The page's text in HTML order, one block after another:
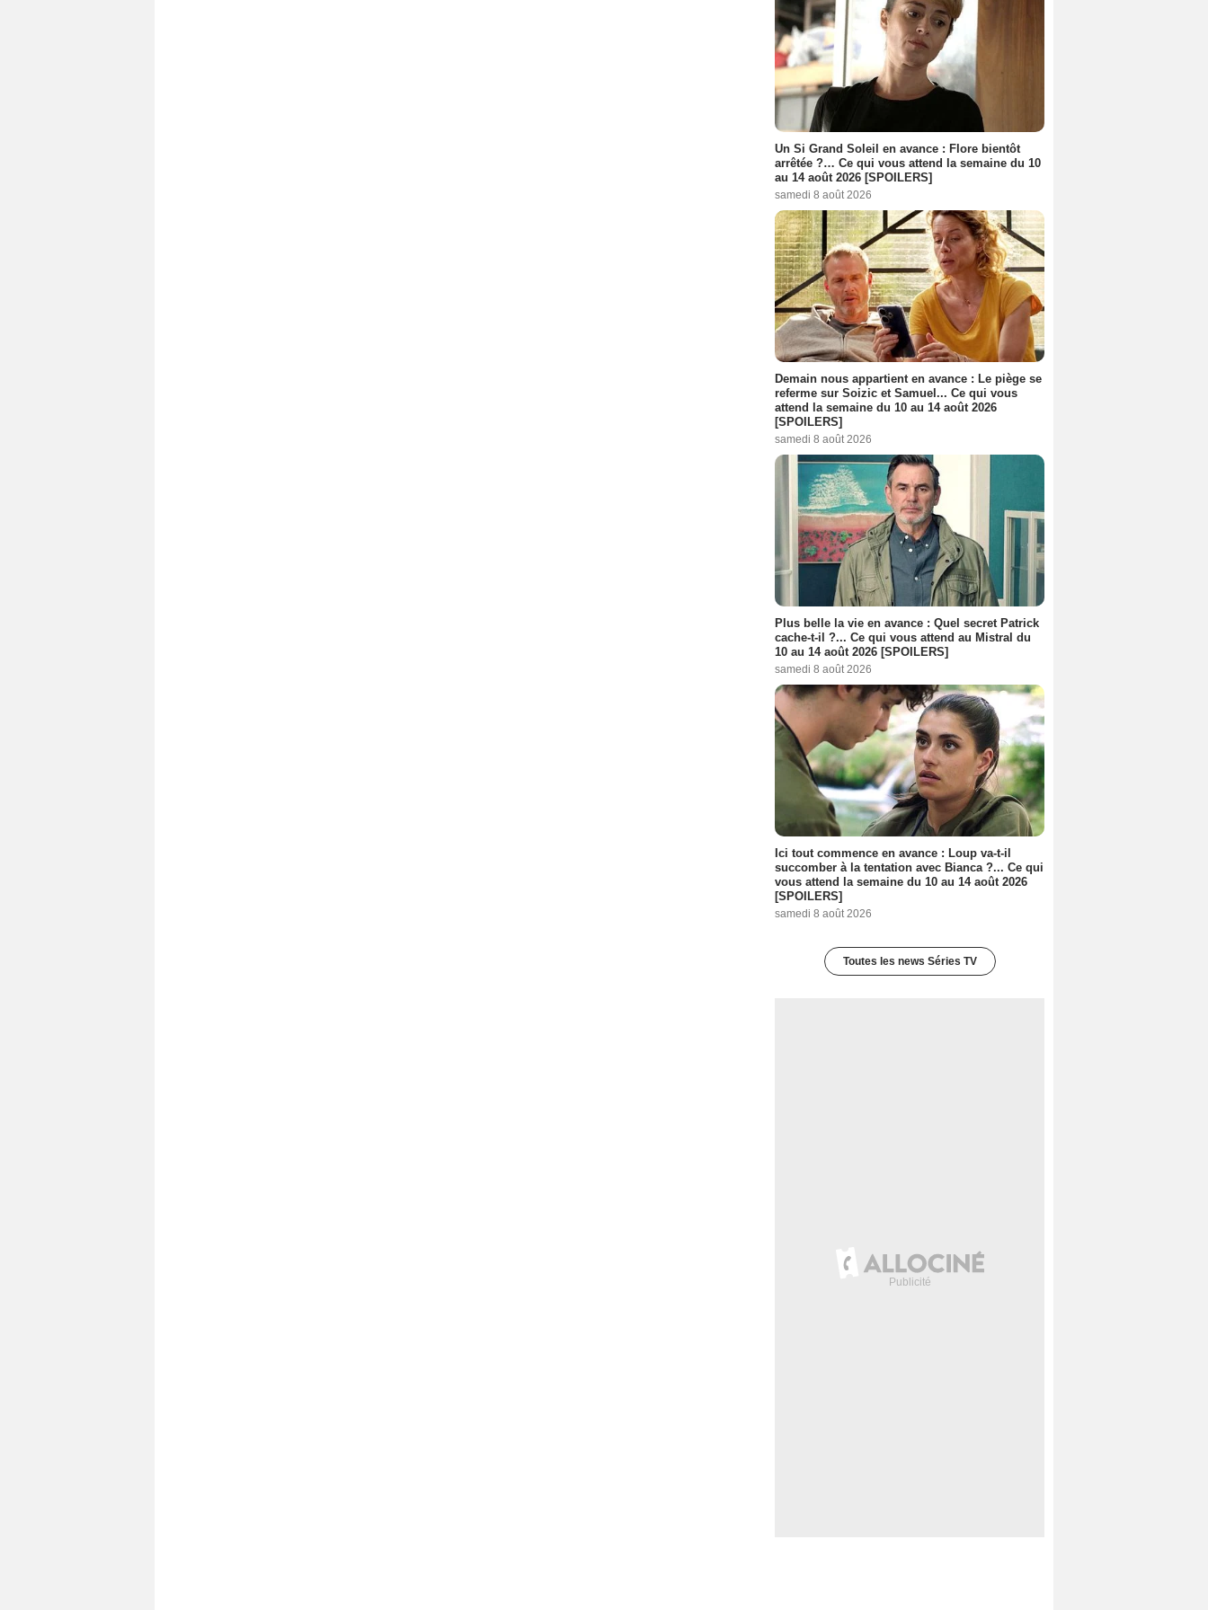
Un Si Grand Soleil en avance : Flore bientôt
arrêtée ?… Ce qui vous attend la semaine du 10
au 14 août 2026 [SPOILERS]
samedi 8 août 2026
Demain nous appartient en avance : Le piège se
referme sur Soizic et Samuel... Ce qui vous
attend la semaine du 10 au 14 août 2026
[SPOILERS]
samedi 8 août 2026
Plus belle la vie en avance : Quel secret Patrick
cache-t-il ?... Ce qui vous attend au Mistral du
10 au 14 août 2026 [SPOILERS]
samedi 8 août 2026
Ici tout commence en avance : Loup va-t-il
succomber à la tentation avec Bianca ?... Ce qui
vous attend la semaine du 10 au 14 août 2026
[SPOILERS]
samedi 8 août 2026
Toutes les news Séries TV